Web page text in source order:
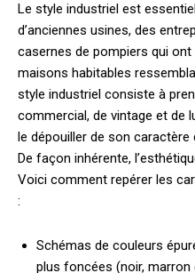
Le style industriel est
d’anciennes usines, des
casernes de pompiers qui
maisons habitables
style industriel consiste à
commercial, de vintage et de
le dépouiller de son caractère
De façon inhérente,
Voici comment repérer les
:
Schémas de couleurs
plus foncées (noir,